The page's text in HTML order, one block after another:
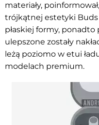
materiały,
trójkątnej estetyki Buds
płaskiej formy,
ulepszone zostały
leżą poziomo w etui
modelach premium.